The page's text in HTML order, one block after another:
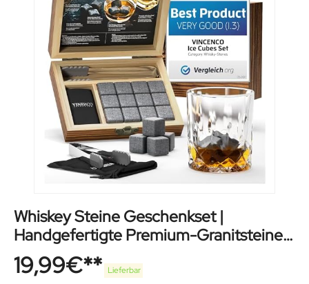
Whiskey Steine Geschenkset |
Handgefertigte Premium-Granitsteine |
Präsentations & Aufbewahrungsschale
aus Hartholz R.O.C.K.S.
19,99€ Lieferbar